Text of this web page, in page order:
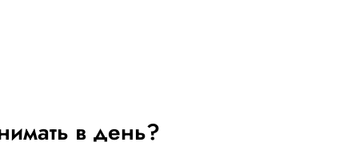
в день?